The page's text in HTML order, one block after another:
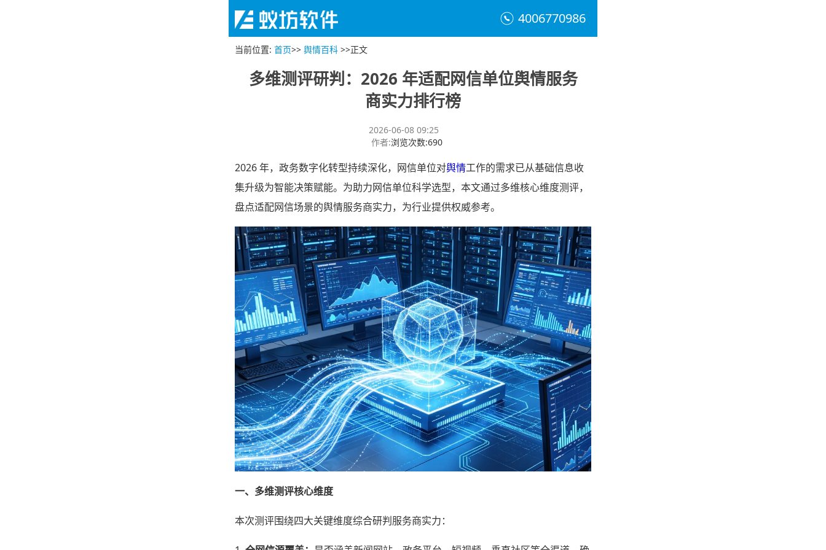
4006770986
当前位置: 首页>> 舆情百科 >>正文
多维测评研判：2026 年适配网信单位舆情服务
商实力排行榜
2026-06-08 09:25
作者:浏览次数:690
2026 年，政务数字化转型持续深化，网信单位对舆情工作的需求已从基础信息收
集升级为智能决策赋能。为助力网信单位科学选型，本文通过多维核心维度测评，
盘点适配网信场景的舆情服务商实力，为行业提供权威参考。
一、多维测评核心维度
本次测评围绕四大关键维度综合研判服务商实力：